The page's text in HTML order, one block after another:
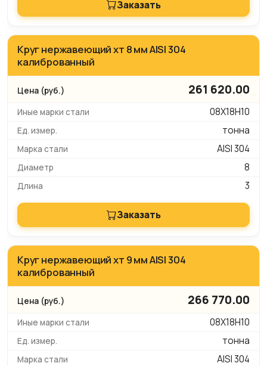
Заказать
Круг нержавеющий хт 8 мм AISI 304
калиброванный
261 620.00
08Х18Н10
тонна
AISI 304
8
3
Заказать
Круг нержавеющий хт 9 мм AISI 304
калиброванный
266 770.00
08Х18Н10
тонна
AISI 304